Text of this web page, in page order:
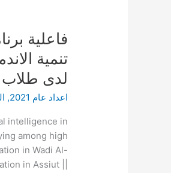
فاعلية
تنمية
لدى طلاب
اعداد عام 2021 ,
intelligence in
among high
in Wadi Al-
in Assiut ||
فاعلية
تدريبي
قائم
على
الذكاء
الأخلاقي
في
تنمية